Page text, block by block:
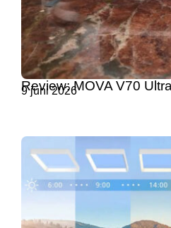
Review: MOVA V70
9 juni 2026